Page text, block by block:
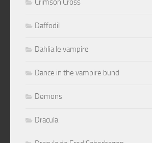
Crimson Cross
Daffodil
Dahlia le vampire
Dance in the vampire bund
Demons
Dracula